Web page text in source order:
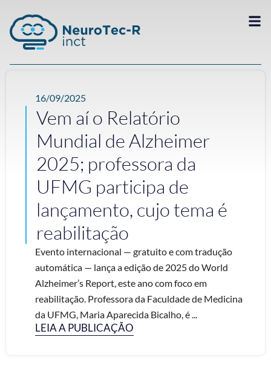
16/09/2025
Vem aí o Relatório
Mundial de Alzheimer
2025; professora da
UFMG participa de
lançamento, cujo tema é
reabilitação
Evento internacional — gratuito e com tradução
automática — lança a edição de 2025 do World
Alzheimer’s Report, este ano com foco em
reabilitação. Professora da Faculdade de Medicina
da UFMG, Maria Aparecida Bicalho, é ...
LEIA A PUBLICAÇÃO